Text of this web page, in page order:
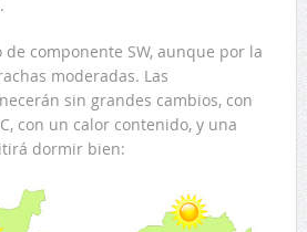
componente SW, aunque por la
moderadas. Las
sin grandes cambios, con
con un calor contenido, y una
dormir bien: